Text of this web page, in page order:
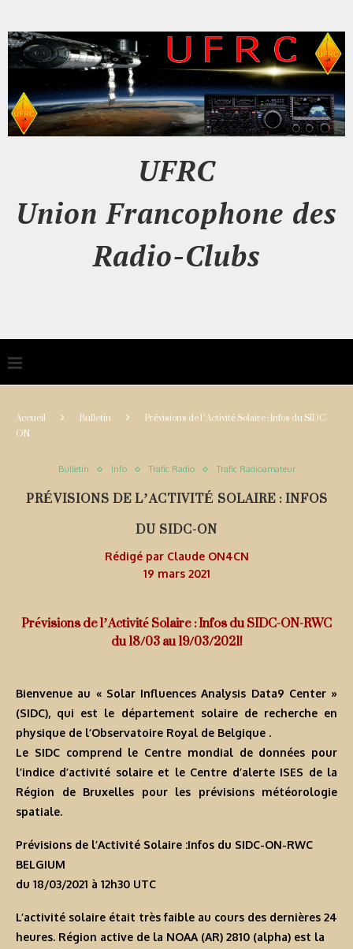
UFRC
Union Francophone des
Radio-Clubs
Accueil Bulletin Prévisions de l’Activité Solaire : Infos du SIDC-
ON
Bulletin Info Trafic Radio Trafic Radioamateur
PRÉVISIONS DE L’ACTIVITÉ SOLAIRE : INFOS
DU SIDC-ON
Rédigé par Claude ON4CN
19 mars 2021
Prévisions de l’Activité Solaire : Infos du SIDC-ON-RWC
du 18/03 au 19/03/2021!
Bienvenue au « Solar Influences Analysis Data9 Center »
(SIDC), qui est le département solaire de recherche en
physique de l’Observatoire Royal de Belgique .
Le SIDC comprend le Centre mondial de données pour
l’indice d’activité solaire et le Centre d’alerte ISES de la
Région de Bruxelles pour les prévisions météorologie
spatiale.
Prévisions de l’Activité Solaire :Infos du SIDC-ON-RWC
BELGIUM
du 18/03/2021 à 12h30 UTC
L’activité solaire était très faible au cours des dernières 24
heures. Région active de la NOAA (AR) 2810 (alpha) est la